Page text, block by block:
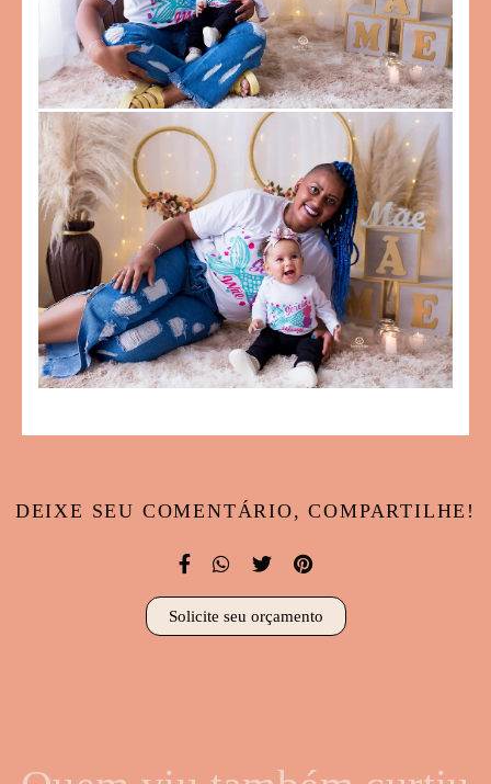
DEIXE SEU COMENTÁRIO, COMPARTILHE!
Solicite seu orçamento